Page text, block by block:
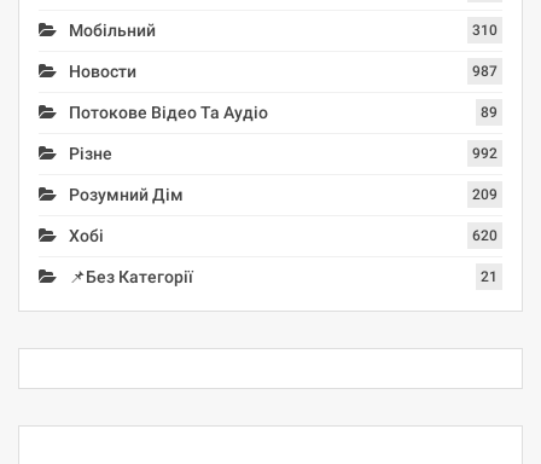
Мобільний 310
Новости 987
Потокове Відео Та Аудіо 89
Різне 992
Розумний Дім 209
Хобі 620
📌Без Категорії 21